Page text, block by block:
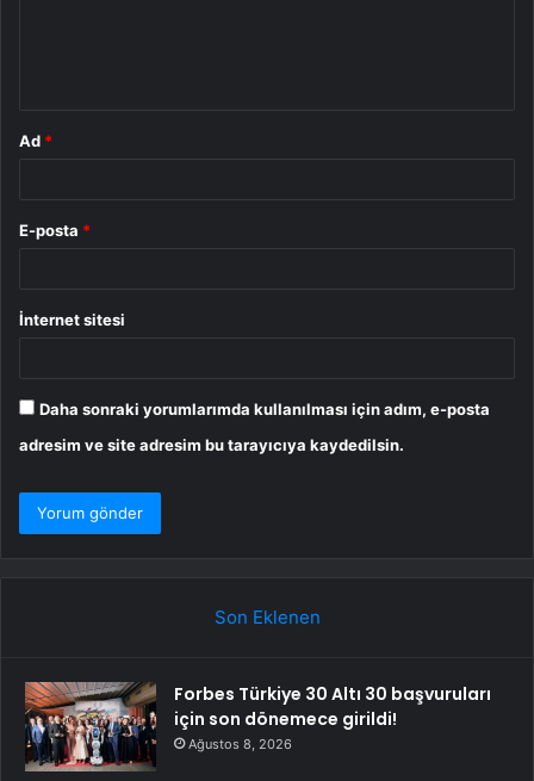
Ad *
E-posta *
İnternet sitesi
Daha sonraki yorumlarımda kullanılması için adım, e-posta
adresim ve site adresim bu tarayıcıya kaydedilsin.
Son Eklenen
Forbes Türkiye 30 Altı 30 başvuruları
için son dönemece girildi!
Ağustos 8, 2026